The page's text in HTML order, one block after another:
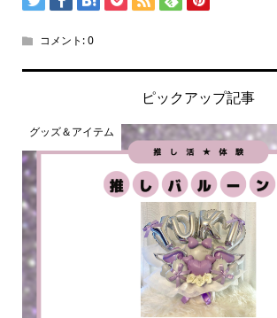
コメント:0
ピックアップ記事
グッズ＆アイテム